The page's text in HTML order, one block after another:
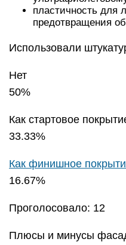
пластичность для
предотвращения
Использовали
Нет
50%
Как стартовое
33.33%
Как финишное
16.67%
Проголосовало: 12
Плюсы и минусы